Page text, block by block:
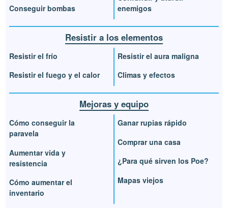
Conseguir bombas
enemigos
Resistir a los elementos
Resistir el frío
Resistir el fuego y el calor
Resistir el aura maligna
Climas y efectos
Mejoras y equipo
Cómo conseguir la
paravela
Aumentar vida y
resistencia
Cómo aumentar el
inventario
Ganar rupias rápido
Comprar una casa
¿Para qué sirven los Poe?
Mapas viejos